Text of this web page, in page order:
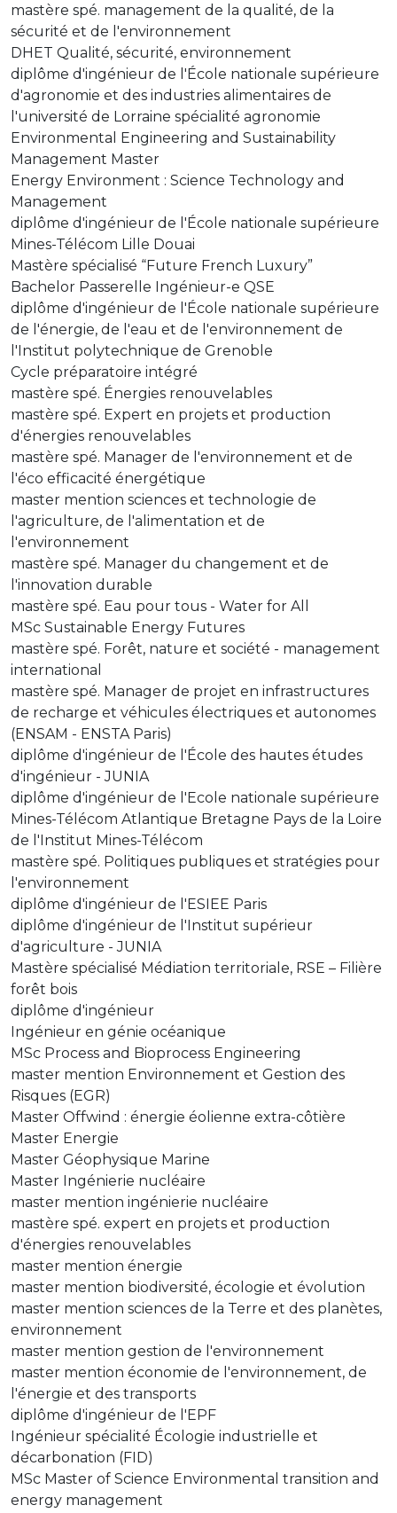
mastère spé. management de la qualité, de la
sécurité et de l'environnement
DHET Qualité, sécurité, environnement
diplôme d'ingénieur de l'École nationale supérieure
d'agronomie et des industries alimentaires de
l'université de Lorraine spécialité agronomie
Environmental Engineering and Sustainability
Management Master
Energy Environment : Science Technology and
Management
diplôme d'ingénieur de l'École nationale supérieure
Mines-Télécom Lille Douai
Mastère spécialisé “Future French Luxury”
Bachelor Passerelle Ingénieur-e QSE
diplôme d'ingénieur de l'École nationale supérieure
de l'énergie, de l'eau et de l'environnement de
l'Institut polytechnique de Grenoble
Cycle préparatoire intégré
mastère spé. Énergies renouvelables
mastère spé. Expert en projets et production
d'énergies renouvelables
mastère spé. Manager de l'environnement et de
l'éco efficacité énergétique
master mention sciences et technologie de
l'agriculture, de l'alimentation et de
l'environnement
mastère spé. Manager du changement et de
l'innovation durable
mastère spé. Eau pour tous - Water for All
MSc Sustainable Energy Futures
mastère spé. Forêt, nature et société - management
international
mastère spé. Manager de projet en infrastructures
de recharge et véhicules électriques et autonomes
(ENSAM - ENSTA Paris)
diplôme d'ingénieur de l'École des hautes études
d'ingénieur - JUNIA
diplôme d'ingénieur de l'Ecole nationale supérieure
Mines-Télécom Atlantique Bretagne Pays de la Loire
de l'Institut Mines-Télécom
mastère spé. Politiques publiques et stratégies pour
l'environnement
diplôme d'ingénieur de l'ESIEE Paris
diplôme d'ingénieur de l'Institut supérieur
d'agriculture - JUNIA
Mastère spécialisé Médiation territoriale, RSE – Filière
forêt bois
diplôme d'ingénieur
Ingénieur en génie océanique
MSc Process and Bioprocess Engineering
master mention Environnement et Gestion des
Risques (EGR)
Master Offwind : énergie éolienne extra-côtière
Master Energie
Master Géophysique Marine
Master Ingénierie nucléaire
master mention ingénierie nucléaire
mastère spé. expert en projets et production
d'énergies renouvelables
master mention énergie
master mention biodiversité, écologie et évolution
master mention sciences de la Terre et des planètes,
environnement
master mention gestion de l'environnement
master mention économie de l'environnement, de
l'énergie et des transports
diplôme d'ingénieur de l'EPF
Ingénieur spécialité Écologie industrielle et
décarbonation (FID)
MSc Master of Science Environmental transition and
energy management